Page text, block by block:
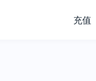
充值